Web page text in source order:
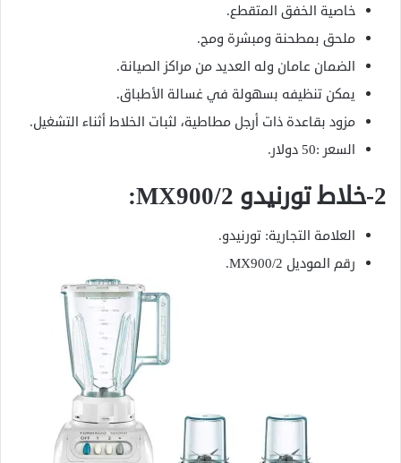
خاصية الخفق المتقطع.
ملحق بمطحنة ومبشرة ومج.
الضمان عامان وله العديد من مراكز الصيانة.
يمكن تنظيفه بسهولة في غسالة الأطباق.
مزود بقاعدة ذات أرجل مطاطية، لثبات الخلاط أثناء التشغيل.
السعر :50 دولار.
2-خلاط تورنيدو MX900/2:
العلامة التجارية: تورنيدو.
رقم الموديل MX900/2.